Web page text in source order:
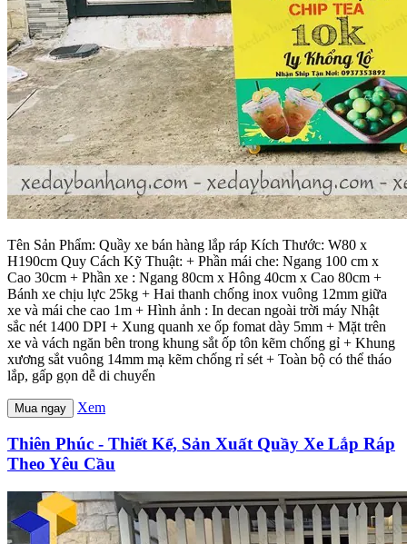
Tên Sản Phẩm: Quầy xe bán hàng lắp ráp Kích Thước: W80 x
H190cm Quy Cách Kỹ Thuật: + Phần mái che: Ngang 100 cm x
Cao 30cm + Phần xe : Ngang 80cm x Hông 40cm x Cao 80cm +
Bánh xe chịu lực 25kg + Hai thanh chống inox vuông 12mm giữa
xe và mái che cao 1m + Hình ảnh : In decan ngoài trời máy Nhật
sắc nét 1400 DPI + Xung quanh xe ốp fomat dày 5mm + Mặt trên
xe và vách ngăn bên trong khung sắt ốp tôn kẽm chống gỉ + Khung
xương sắt vuông 14mm mạ kẽm chống rỉ sét + Toàn bộ có thể tháo
lắp, gấp gọn dễ di chuyển
Mua ngay Xem
Thiên Phúc - Thiết Kế, Sản Xuất Quầy Xe Lắp Ráp
Theo Yêu Cầu